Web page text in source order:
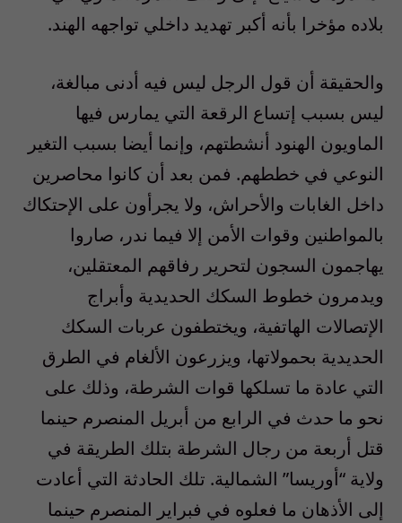
بلاده مؤخرا بأنه أكبر تهديد داخلي تواجهه الهند.
والحقيقة أن قول الرجل ليس فيه أدنى مبالغة،
ليس بسبب إتساع الرقعة التي يمارس فيها
الماويون الهنود أنشطتهم، وإنما أيضا بسبب التغير
النوعي في خططهم. فمن بعد أن كانوا محاصرين
داخل الغابات والأحراش، ولا يجرأون على الإحتكاك
بالمواطنين وقوات الأمن إلا فيما ندر، صاروا
يهاجمون السجون لتحرير رفاقهم المعتقلين،
ويدمرون خطوط السكك الحديدية وأبراج
الإتصالات الهاتفية، ويختطفون عربات السكك
الحديدية بحمولاتها، ويزرعون الألغام في الطرق
التي عادة ما تسلكها قوات الشرطة، وذلك على
نحو ما حدث في الرابع من أبريل المنصرم حينما
قتل أربعة من رجال الشرطة بتلك الطريقة في
ولاية “أوريسا” الشمالية. تلك الحادثة التي أعادت
إلى الأذهان ما فعلوه في فبراير المنصرم حينما